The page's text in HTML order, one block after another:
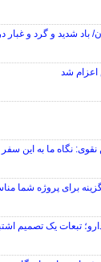
نگاه ما به این
گزینه برای پروژه شما
تبعات یک تصمیم